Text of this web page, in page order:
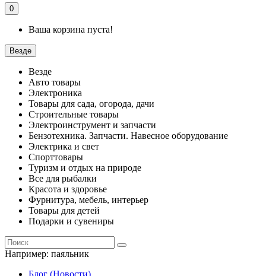
0
Ваша корзина пуста!
Везде
Везде
Авто товары
Электроника
Товары для сада, огорода, дачи
Строительные товары
Электроинструмент и запчасти
Бензотехника. Запчасти. Навесное оборудование
Электрика и свет
Спорттовары
Туризм и отдых на природе
Все для рыбалки
Красота и здоровье
Фурнитура, мебель, интерьер
Товары для детей
Подарки и сувениры
Например: паяльник
Блог (Новости)